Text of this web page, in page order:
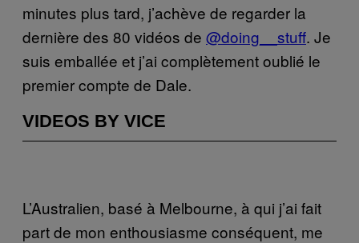
minutes plus tard, j’achève de regarder la
dernière des 80 vidéos de @doing__stuff. Je
suis emballée et j’ai complètement oublié le
premier compte de Dale.
VIDEOS BY VICE
L’Australien, basé à Melbourne, à qui j’ai fait
part de mon enthousiasme conséquent, me